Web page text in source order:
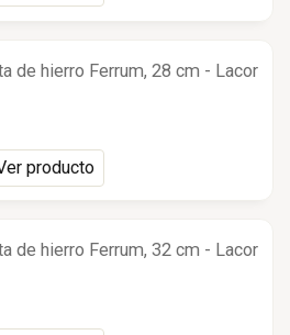
de hierro Ferrum, 28 cm - Lacor
producto
de hierro Ferrum, 32 cm - Lacor